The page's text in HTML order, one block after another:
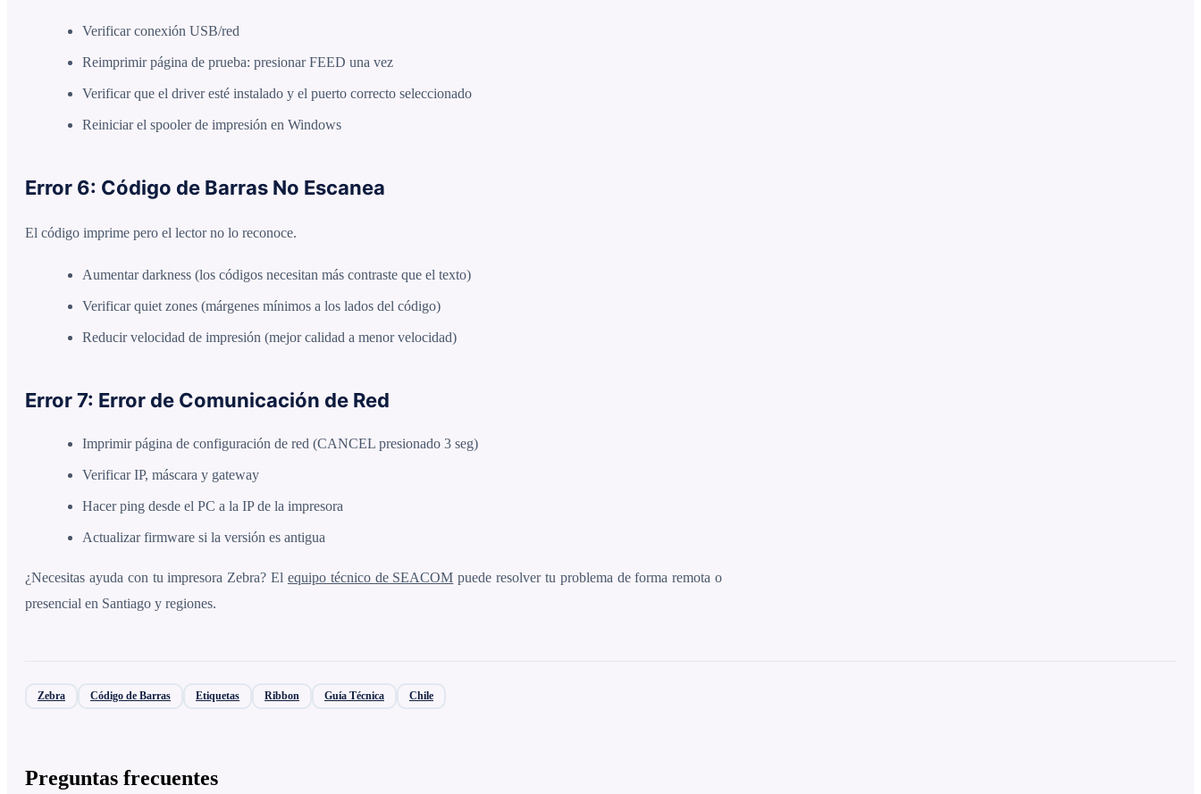
Verificar conexión USB/red
Reimprimir página de prueba: presionar FEED una vez
Verificar que el driver esté instalado y el puerto correcto seleccionado
Reiniciar el spooler de impresión en Windows
Error 6: Código de Barras No Escanea
El código imprime pero el lector no lo reconoce.
Aumentar darkness (los códigos necesitan más contraste que el texto)
Verificar quiet zones (márgenes mínimos a los lados del código)
Reducir velocidad de impresión (mejor calidad a menor velocidad)
Error 7: Error de Comunicación de Red
Imprimir página de configuración de red (CANCEL presionado 3 seg)
Verificar IP, máscara y gateway
Hacer ping desde el PC a la IP de la impresora
Actualizar firmware si la versión es antigua
¿Necesitas ayuda con tu impresora Zebra? El equipo técnico de SEACOM puede resolver tu problema de forma remota o
presencial en Santiago y regiones.
Zebra Código de Barras Etiquetas Ribbon Guía Técnica Chile
Preguntas frecuentes